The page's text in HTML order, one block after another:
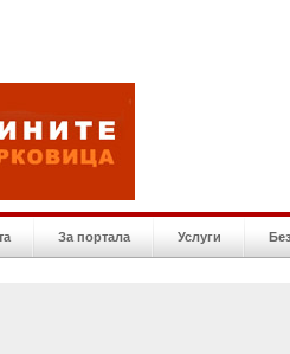
За портала Услуги